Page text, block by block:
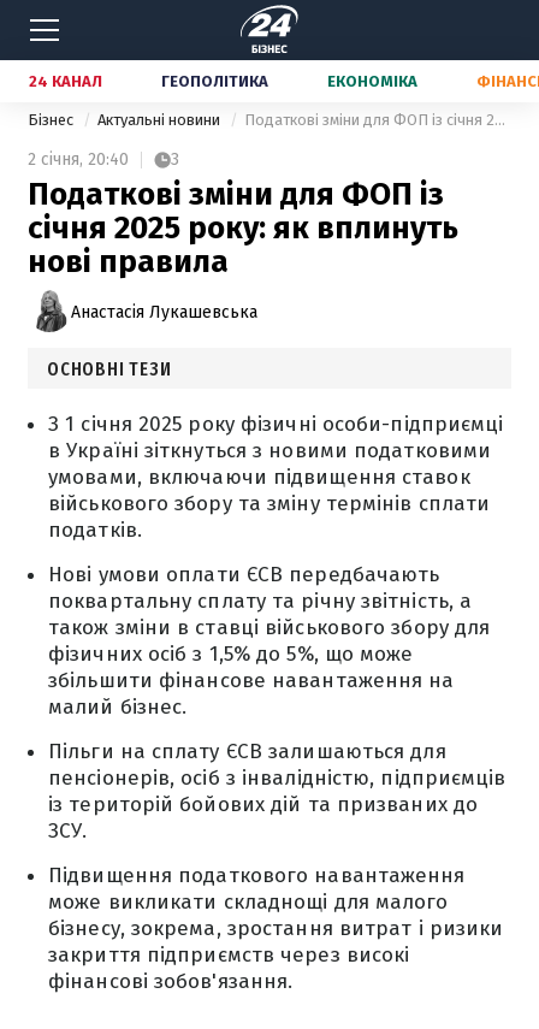
24 КАНАЛ ГЕОПОЛІТИКА ЕКОНОМІКА
Бізнес Актуальні новини Податкові зміни для ФОП із січня 2025 року: як вплинуть нові правила
2 січня, 20:40 3
Податкові зміни для ФОП із
січня 2025 року: як вплинуть
нові правила
Анастасія Лукашевська
ОСНОВНІ ТЕЗИ
З 1 січня 2025 року фізичні особи-підприємці
в Україні зіткнуться з новими податковими
умовами, включаючи підвищення ставок
військового збору та зміну термінів сплати
податків.
Нові умови оплати ЄСВ передбачають
поквартальну сплату та річну звітність, а
також зміни в ставці військового збору для
фізичних осіб з 1,5% до 5%, що може
збільшити фінансове навантаження на
малий бізнес.
Пільги на сплату ЄСВ залишаються для
пенсіонерів, осіб з інвалідністю, підприємців
із територій бойових дій та призваних до
ЗСУ.
Підвищення податкового навантаження
може викликати складнощі для малого
бізнесу, зокрема, зростання витрат і ризики
закриття підприємств через високі
фінансові зобов'язання.